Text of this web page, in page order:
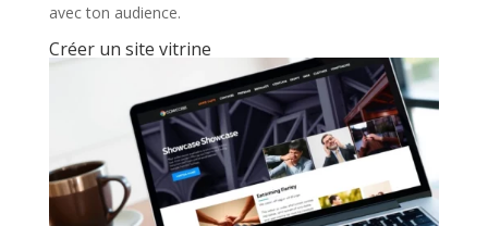
avec ton audience.
Créer un site vitrine